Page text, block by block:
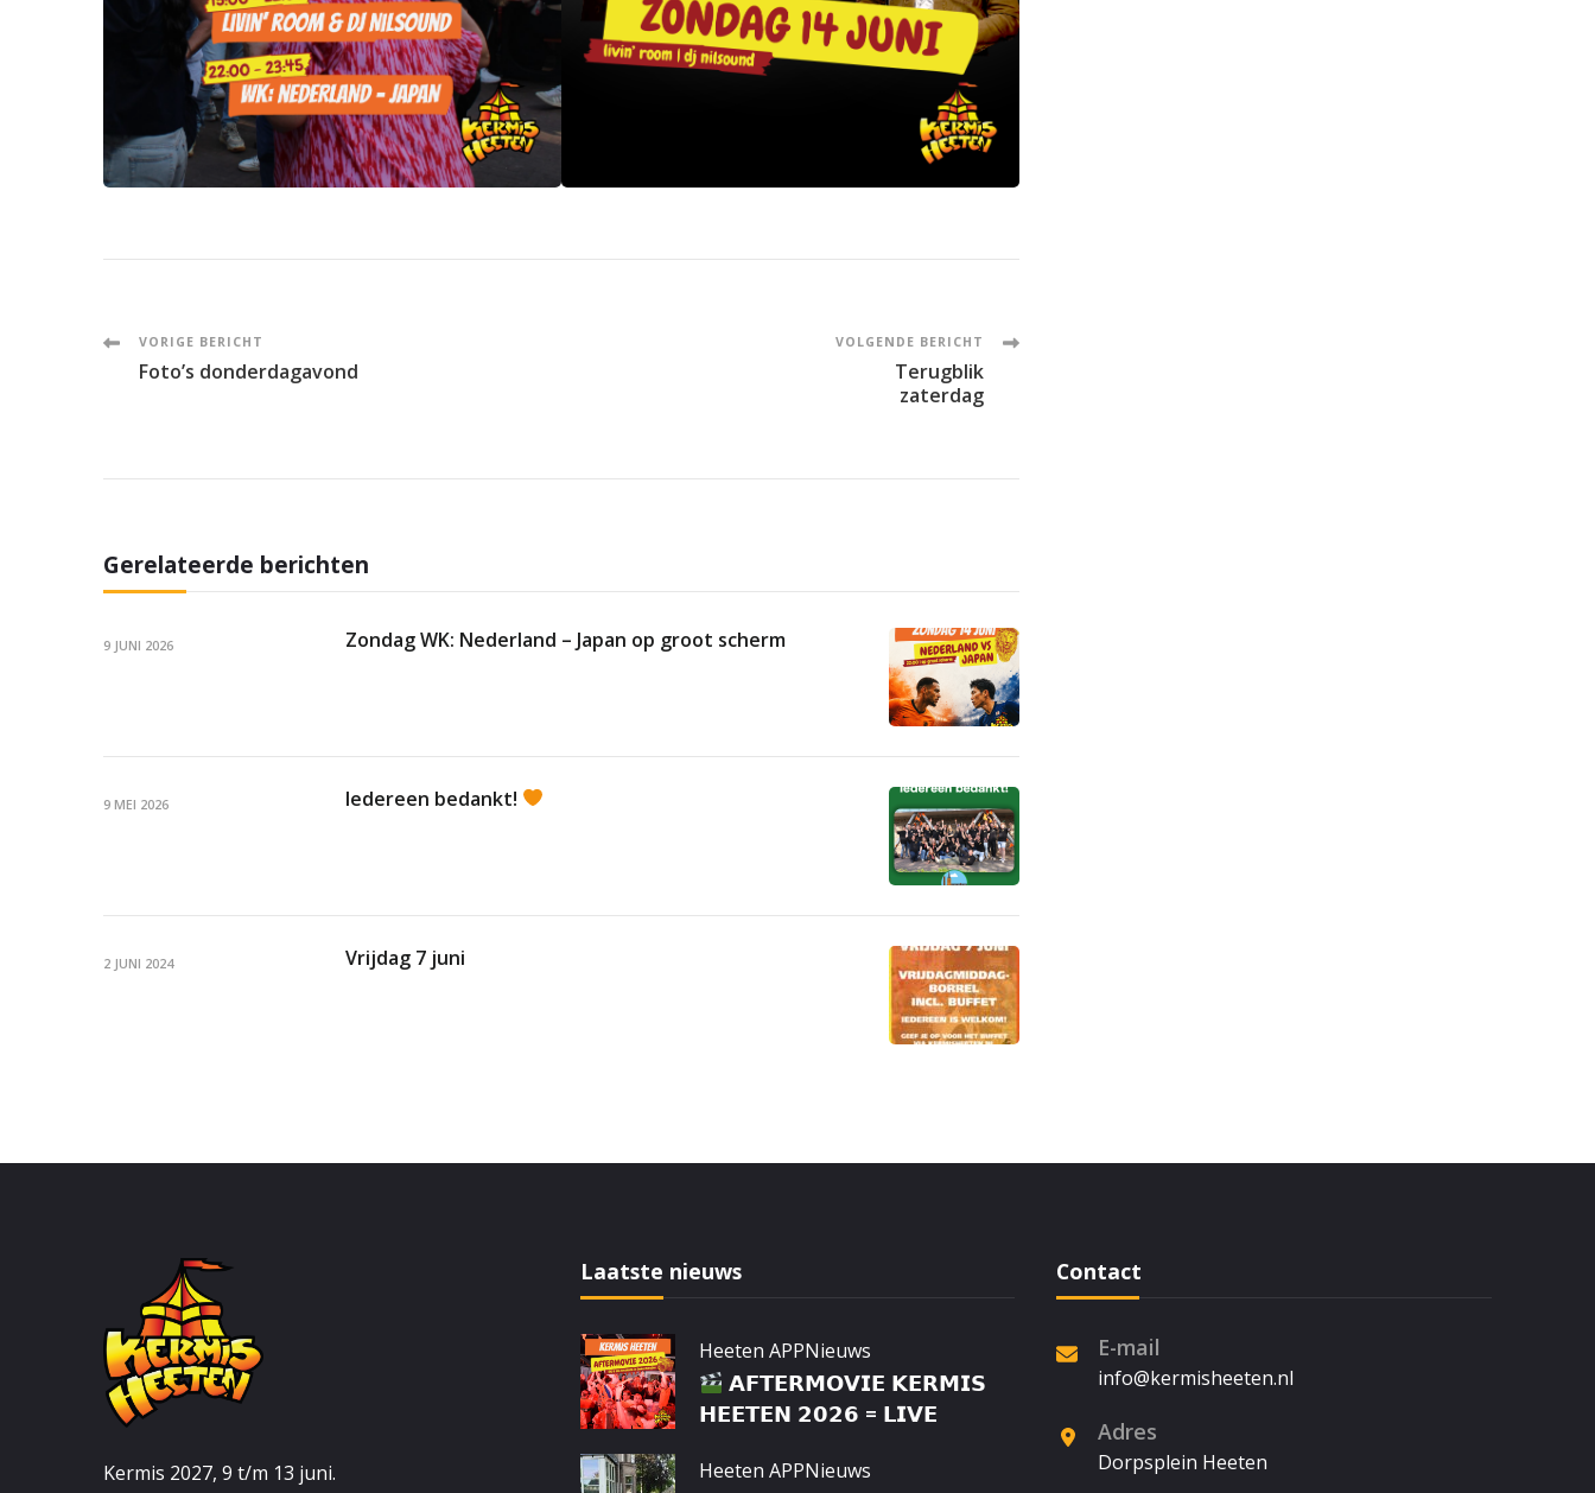
Post
VORIGE BERICHT
Foto’s donderdagavond
VOLGENDE BERICHT
Terugblik
zaterdag
Gerelateerde berichten
9 JUNI 2026 Zondag WK: Nederland – Japan op groot scherm
9 MEI 2026 Iedereen bedankt!
2 JUNI 2024 Vrijdag 7 juni
Kermis 2027, 9 t/m 13 juni.
Laatste nieuws
Heeten APPNieuws
𝗔𝗙𝗧𝗘𝗥𝗠𝗢𝗩𝗜𝗘 𝗞𝗘𝗥𝗠𝗜𝗦
𝗛𝗘𝗘𝗧𝗘𝗡 𝟮𝟬𝟮𝟲 = 𝗟𝗜𝗩𝗘
Heeten APPNieuws
Contact
E-mail
info@kermisheeten.nl
Adres
Dorpsplein Heeten